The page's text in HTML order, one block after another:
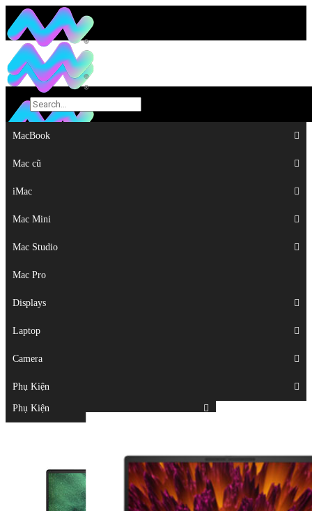
MacBook
Mac cũ
iMac
Mac Mini
Mac Studio
Mac Pro
Displays
Laptop
Camera
Phụ Kiện
MacBook
Mac cũ
iMac
Mac Mini
Mac Studio
Mac Pro
Displays
Laptop
Camera
Phụ Kiện
Top